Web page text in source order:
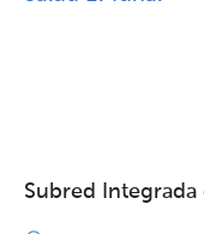
Subred Integrada